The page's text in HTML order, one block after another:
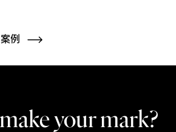
例
your mark?